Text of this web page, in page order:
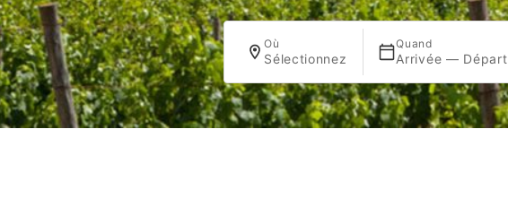
Où
Sélectionnez
Quand
Arrivée — Départ